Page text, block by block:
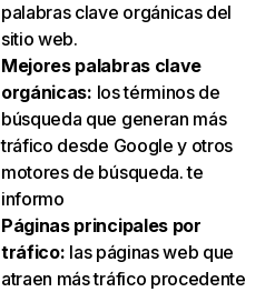
palabras clave orgánicas del
sitio web.
Mejores palabras clave
orgánicas: los términos de
búsqueda que generan más
tráfico desde Google y otros
motores de búsqueda. te
informo
Páginas principales por
tráfico: las páginas web que
atraen más tráfico procedente